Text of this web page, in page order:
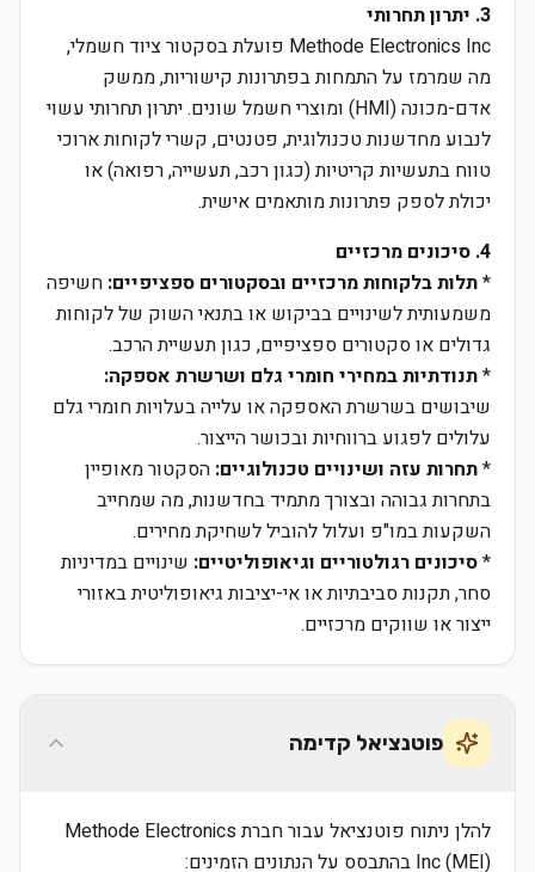
3. יתרון תחרותי
Methode Electronics Inc פועלת בסקטור ציוד חשמלי,
מה שמרמז על התמחות בפתרונות קישוריות, ממשק
אדם-מכונה (HMI) ומוצרי חשמל שונים. יתרון תחרותי עשוי
לנבוע מחדשנות טכנולוגית, פטנטים, קשרי לקוחות ארוכי
טווח בתעשיות קריטיות (כגון רכב, תעשייה, רפואה) או
יכולת לספק פתרונות מותאמים אישית.
4. סיכונים מרכזיים
*תלות בלקוחות מרכזיים ובסקטורים ספציפיים: חשיפה
משמעותית לשינויים בביקוש או בתנאי השוק של לקוחות
גדולים או סקטורים ספציפיים, כגון תעשיית הרכב.
*תנודתיות במחירי חומרי גלם ושרשרת אספקה:
שיבושים בשרשרת האספקה או עלייה בעלויות חומרי גלם
עלולים לפגוע ברווחיות ובכושר הייצור.
*תחרות עזה ושינויים טכנולוגיים: הסקטור מאופיין
בתחרות גבוהה ובצורך מתמיד בחדשנות, מה שמחייב
השקעות במו"פ ועלול להוביל לשחיקת מחירים.
*סיכונים רגולטוריים וגיאופוליטיים: שינויים במדיניות
סחר, תקנות סביבתיות או אי-יציבות גיאופוליטית באזורי
ייצור או שווקים מרכזיים.
פוטנציאל קדימה
להלן ניתוח פוטנציאל עבור חברת Methode Electronics
Inc (MEI) בהתבסס על הנתונים הזמינים: